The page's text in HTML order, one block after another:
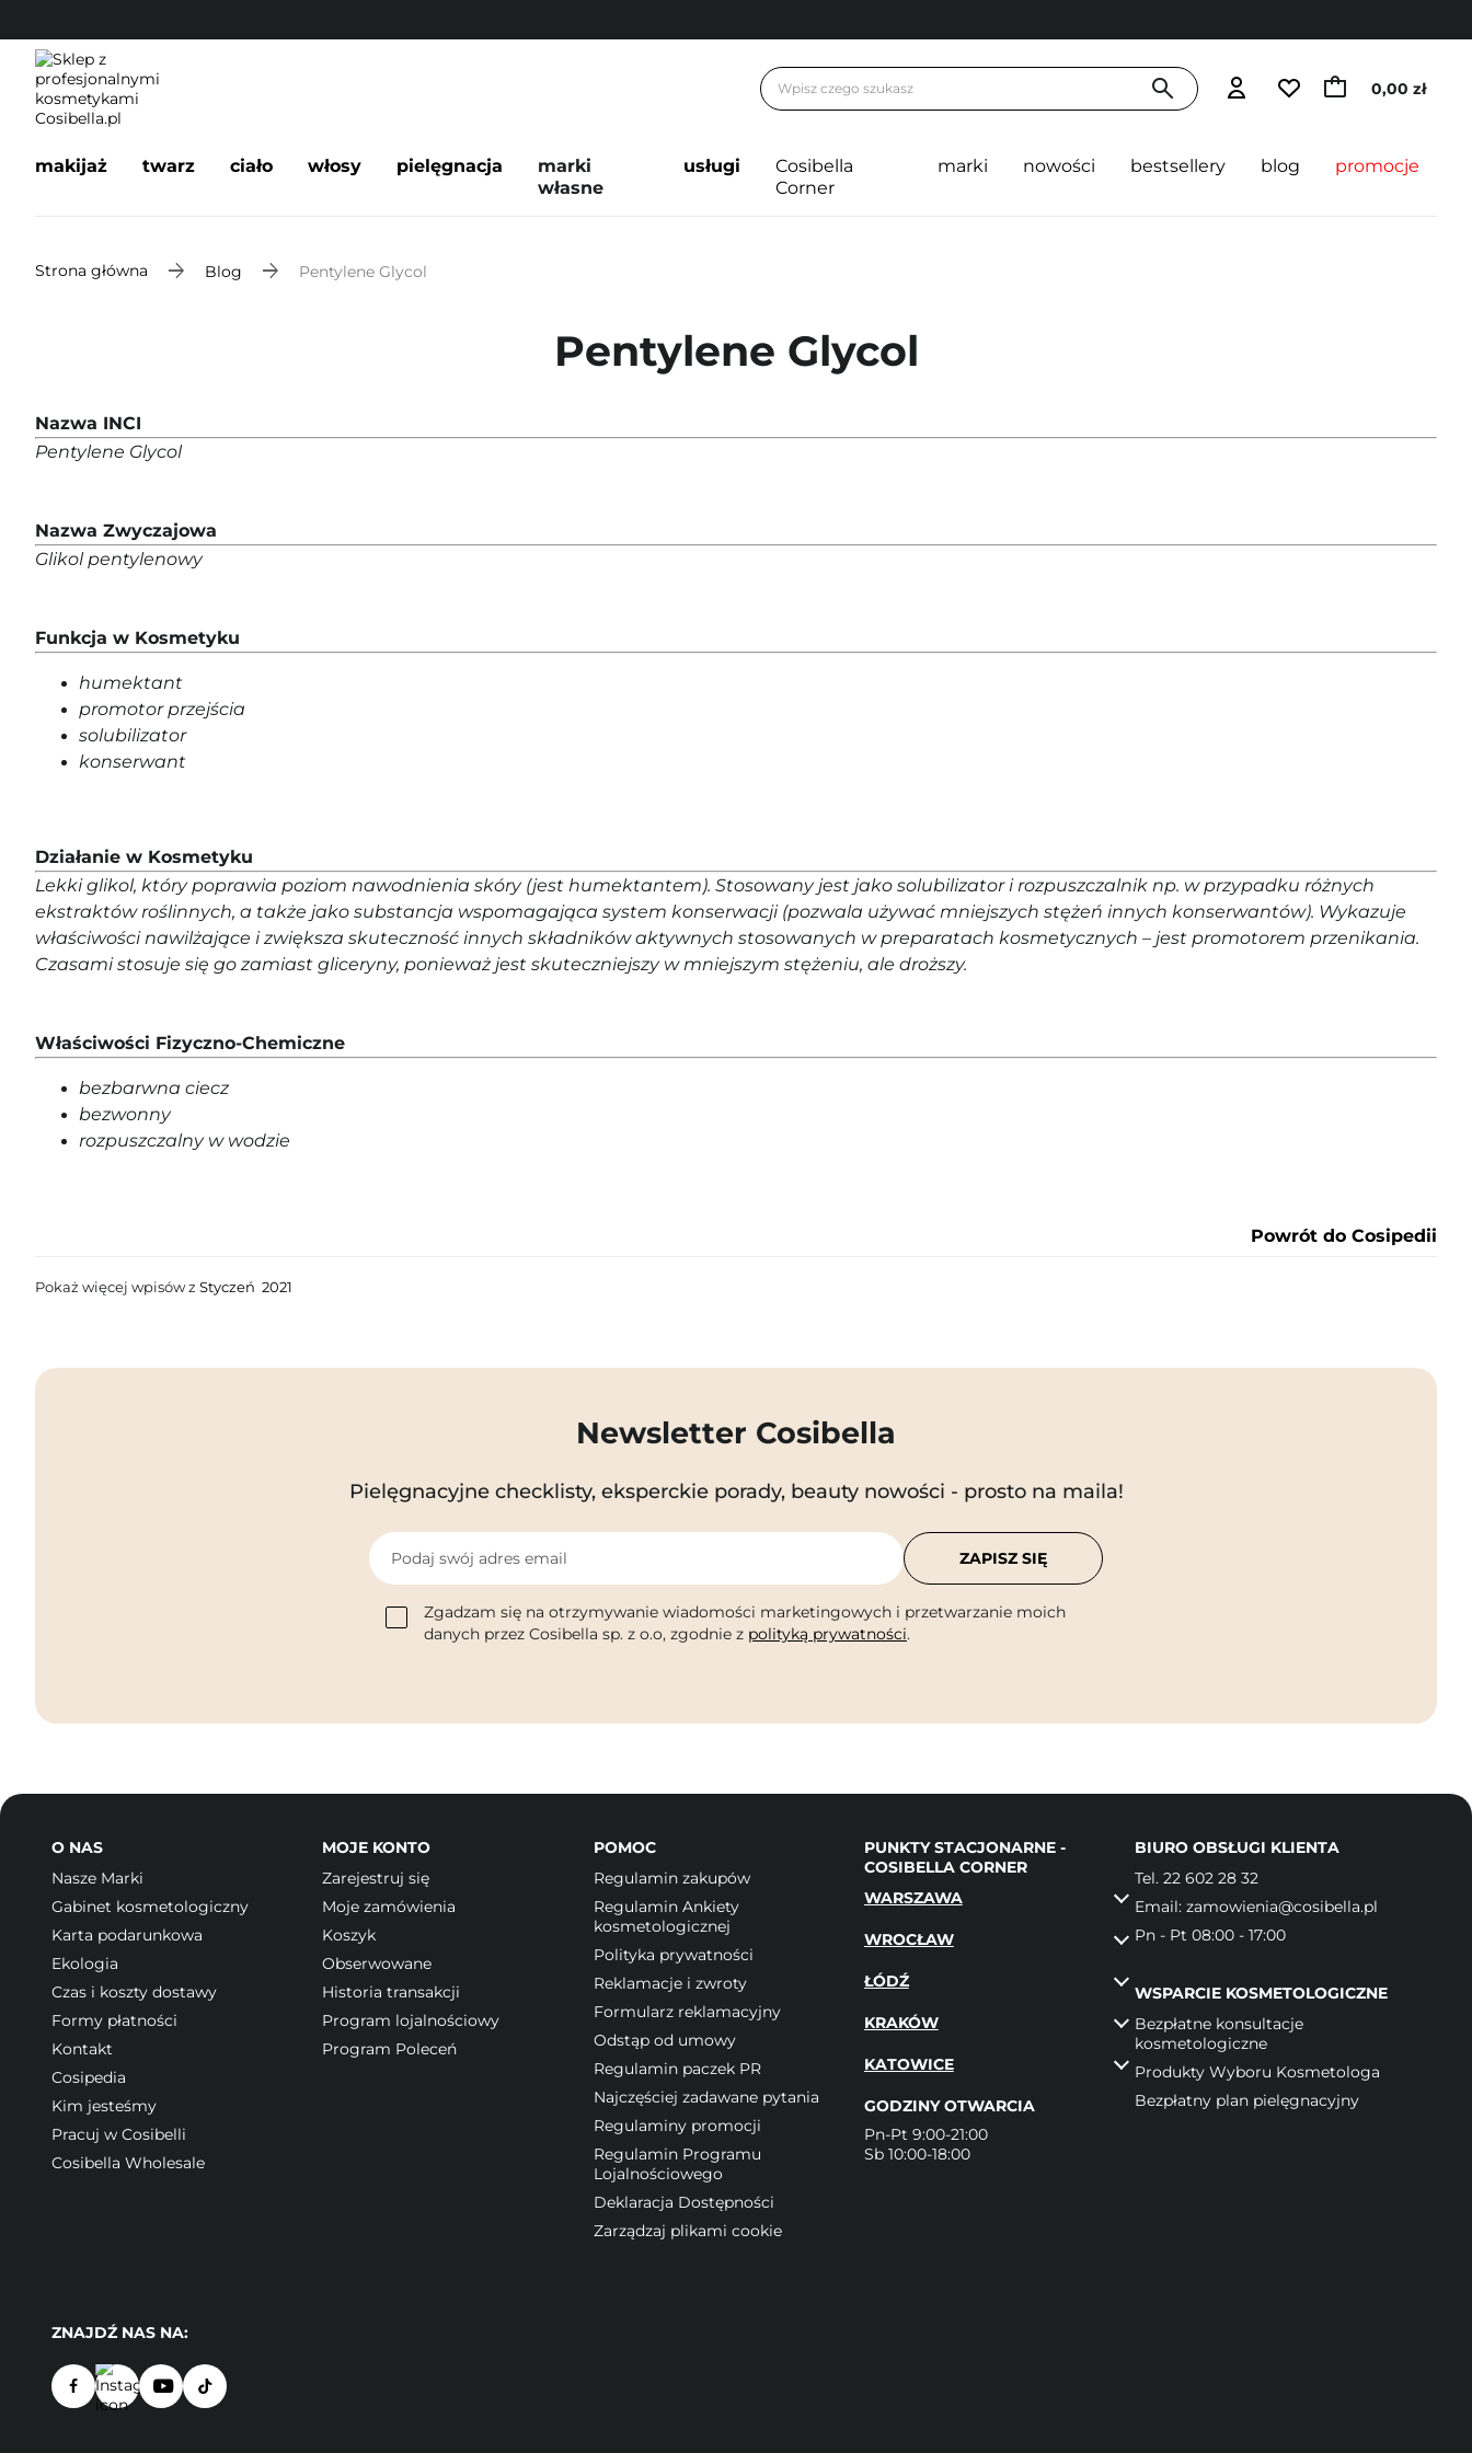
0,00 zł
makijaż twarz ciało włosy pielęgnacja
marki
własne
usługi
Cosibella
Corner
marki nowości bestsellery blog promocje
Strona główna Blog Pentylene Glycol
Pentylene Glycol
Nazwa INCI
Pentylene Glycol
Nazwa Zwyczajowa
Glikol pentylenowy
Funkcja w Kosmetyku
humektant
promotor przejścia
solubilizator
konserwant
Działanie w Kosmetyku
Lekki glikol, który poprawia poziom nawodnienia skóry (jest humektantem). Stosowany jest jako solubilizator i rozpuszczalnik np. w przypadku różnych
ekstraktów roślinnych, a także jako substancja wspomagająca system konserwacji (pozwala używać mniejszych stężeń innych konserwantów). Wykazuje
właściwości nawilżające i zwiększa skuteczność innych składników aktywnych stosowanych w preparatach kosmetycznych – jest promotorem przenikania.
Czasami stosuje się go zamiast gliceryny, ponieważ jest skuteczniejszy w mniejszym stężeniu, ale droższy.
Właściwości Fizyczno-Chemiczne
bezbarwna ciecz
bezwonny
rozpuszczalny w wodzie
Powrót do Cosipedii
Pokaż więcej wpisów z Styczeń 2021
Newsletter Cosibella
Pielęgnacyjne checklisty, eksperckie porady, beauty nowości - prosto na maila!
Podaj swój adres email
Zgadzam się na otrzymywanie wiadomości marketingowych i przetwarzanie moich
danych przez Cosibella sp. z o.o, zgodnie z polityką prywatności.
ZAPISZ SIĘ
O NAS
Nasze Marki
Gabinet kosmetologiczny
Karta podarunkowa
Ekologia
Czas i koszty dostawy
Formy płatności
Kontakt
Cosipedia
Kim jesteśmy
Pracuj w Cosibelli
Cosibella Wholesale
MOJE KONTO
Zarejestruj się
Moje zamówienia
Koszyk
Obserwowane
Historia transakcji
Program lojalnościowy
Program Poleceń
POMOC
Regulamin zakupów
Regulamin Ankiety
kosmetologicznej
Polityka prywatności
Reklamacje i zwroty
Formularz reklamacyjny
Odstąp od umowy
Regulamin paczek PR
Najczęściej zadawane pytania
Regulaminy promocji
Regulamin Programu
Lojalnościowego
Deklaracja Dostępności
Zarządzaj plikami cookie
PUNKTY STACJONARNE -
COSIBELLA CORNER
WARSZAWA
WROCŁAW
ŁÓDŹ
KRAKÓW
KATOWICE
GODZINY OTWARCIA
Pn-Pt 9:00-21:00
Sb 10:00-18:00
BIURO OBSŁUGI KLIENTA
Tel. 22 602 28 32
Email: zamowienia@cosibella.pl
Pn - Pt 08:00 - 17:00
WSPARCIE KOSMETOLOGICZNE
Bezpłatne konsultacje
kosmetologiczne
Produkty Wyboru Kosmetologa
Bezpłatny plan pielęgnacyjny
ZNAJDŹ NAS NA: